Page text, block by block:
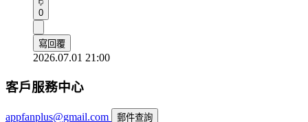
0
寫回覆
2026.07.01 21:00
客戶服務中心
appfanplus@gmail.com 郵件查詢